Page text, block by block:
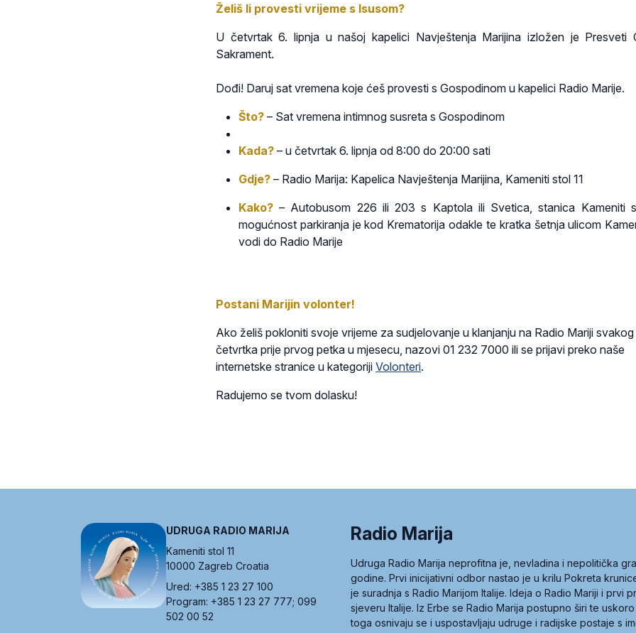
Želiš li provesti vrijeme s Isusom?
U četvrtak 6. lipnja u našoj kapelici Navještenja Marijina izložen je Presveti
Sakrament.
Dođi! Daruj sat vremena koje ćeš provesti s Gospodinom u kapelici Radio Marije.
Što? – Sat vremena intimnog susreta s Gospodinom
Kada? – u četvrtak 6. lipnja od 8:00 do 20:00 sati
Gdje? – Radio Marija: Kapelica Navještenja Marijina, Kameniti stol 11
Kako? – Autobusom 226 ili 203 s Kaptola ili Svetica, stanica Kameniti
mogućnost parkiranja je kod Krematorija odakle te kratka šetnja ulicom
vodi do Radio Marije
Postani Marijin volonter!
Ako želiš pokloniti svoje vrijeme za sudjelovanje u klanjanju na Radio Mariji svakog
četvrtka prije prvog petka u mjesecu, nazovi 01 232 7000 ili se prijavi preko naše
internetske stranice u kategoriji Volonteri.
Radujemo se tvom dolasku!
UDRUGA RADIO MARIJA
Kameniti stol 11
10000 Zagreb Croatia
Ured: +385 1 23 27 100
Program: +385 1 23 27 777; 099
502 00 52
Radio Marija
Udruga Radio Marija neprofitna je, nevladina i nepolitička
godine. Prvi inicijativni odbor nastao je u krilu Pokreta
je suradnja s Radio Marijom Italije. Ideja o Radio Mariji i prvi
sjeveru Italije. Iz Erbe se Radio Marija postupno širi te
toga osnivaju se i uspostavljaju udruge i radijske postaje s